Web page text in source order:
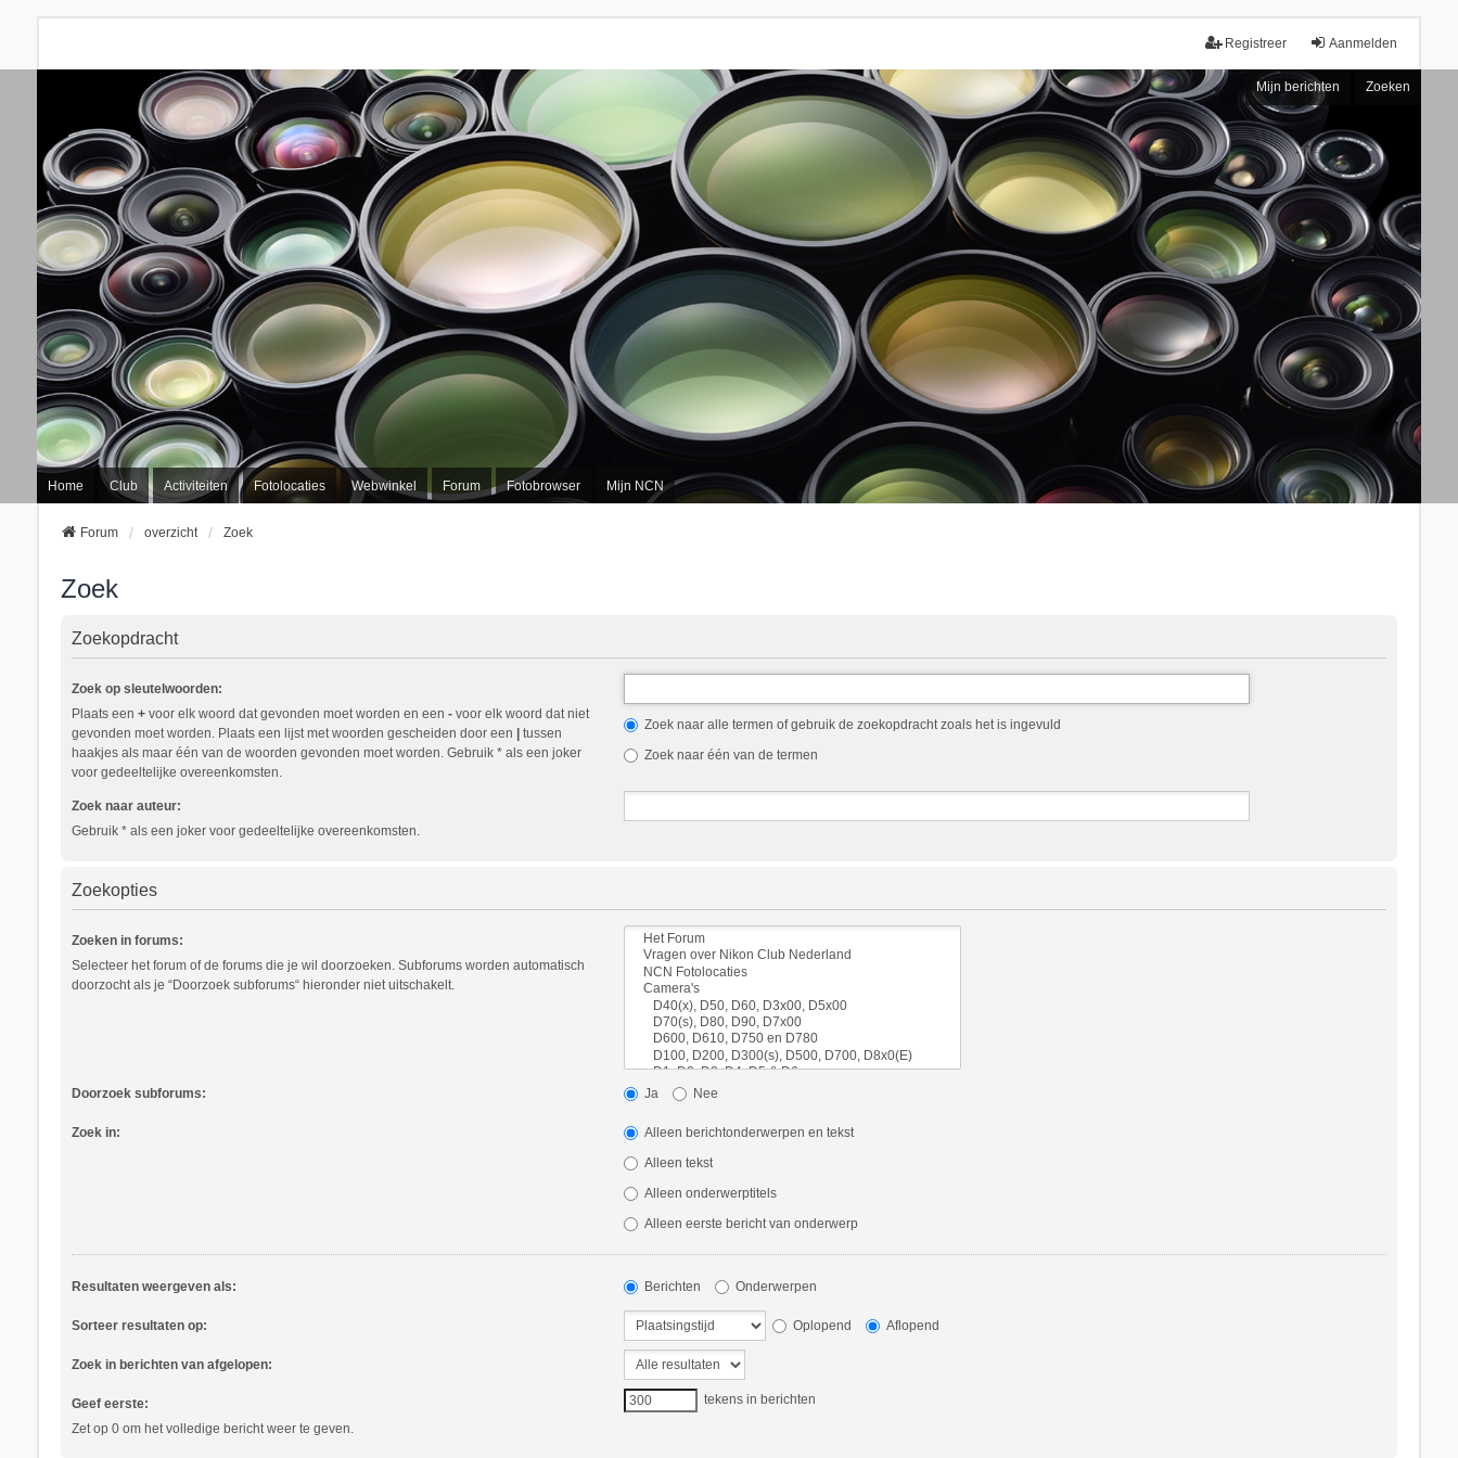
Aanmelden
Registreer
Mijn berichten Zoeken
Home Club Activiteiten Fotolocaties Webwinkel Forum Fotobrowser Mijn NCN
Forum overzicht Zoek
Zoek
Zoekopdracht
Zoek op sleutelwoorden:
Plaats een +voor elk woord dat gevonden moet worden en een -voor elk woord dat niet
gevonden moet worden. Plaats een lijst met woorden gescheiden door een
tussen
haakjes als maar één van de woorden gevonden moet worden. Gebruik * als een joker
voor gedeeltelijke overeenkomsten.
Zoek naar alle termen of gebruik de zoekopdracht zoals het is ingevuld
Zoek naar één van de termen
Zoek naar auteur:
Gebruik * als een joker voor gedeeltelijke overeenkomsten.
Zoekopties
Zoeken in forums:
Selecteer het forum of de forums die je wil doorzoeken. Subforums worden automatisch
doorzocht als je “Doorzoek subforums“ hieronder niet uitschakelt.
Doorzoek subforums: Ja Nee
Zoek in:
Alleen berichtonderwerpen en tekst
Alleen tekst
Alleen onderwerptitels
Alleen eerste bericht van onderwerp
Resultaten weergeven als: Berichten Onderwerpen
Sorteer resultaten op: Oplopend Aflopend
Zoek in berichten van afgelopen:
Geef eerste:
Zet op 0 om het volledige bericht weer te geven.
tekens in berichten